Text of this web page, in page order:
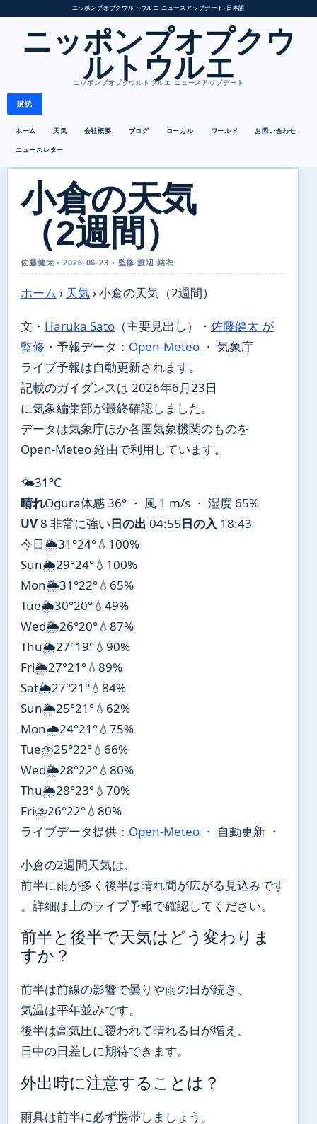
ニッポンプオプクウルトウルエ ニュースアップデート • 日本語
ニッポンプオプクウ
ルトウルエ
ニッポンプオプクウルトウルエ ニュースアップデート
購読
ホーム 天気 会社概要 ブログ ローカル ワールド お問い合わせ
ニュースレター
小倉の天気
（2週間）
佐藤健太 • 2026-06-23 • 監修 渡辺 結衣
ホーム › 天気›小倉の天気（2週間）
文・ Haruka Sato （主要見出し） ・ 佐藤健太 が
監修 ・ 予報データ： Open-Meteo ・ 気象庁
ライブ予報は自動更新されます。
記載のガイダンスは 2026年6月23日
に気象編集部が最終確認しました。
データは気象庁ほか各国気象機関のものを
Open-Meteo 経由で利用しています。
🌤️31°C
晴れOgura体感 36° ・ 風 1 m/s ・ 湿度 65%
UV8 非常に強い日の出 04:55日の入 18:43
今日🌦️31°24°💧100%
Sun🌦️29°24°💧100%
Mon🌦️31°22°💧65%
Tue🌦️30°20°💧49%
Wed🌦️26°20°💧87%
Thu🌦️27°19°💧90%
Fri🌦️27°21°💧89%
Sat🌦️27°21°💧84%
Sun🌦️25°21°💧62%
Mon🌧️24°21°💧75%
Tue⛈️25°22°💧66%
Wed🌦️28°22°💧80%
Thu🌦️28°23°💧70%
Fri⛈️26°22°💧80%
ライブデータ提供： Open-Meteo ・ 自動更新 ・
小倉の2週間天気は、
前半に雨が多く後半は晴れ間が広がる見込みです
。詳細は上のライブ予報で確認してください。
前半と後半で天気はどう変わりま
すか？
前半は前線の影響で曇りや雨の日が続き、
気温は平年並みです。
後半は高気圧に覆われて晴れる日が増え、
日中の日差しに期待できます。
外出時に注意することは？
雨具は前半に必ず携帯しましょう。